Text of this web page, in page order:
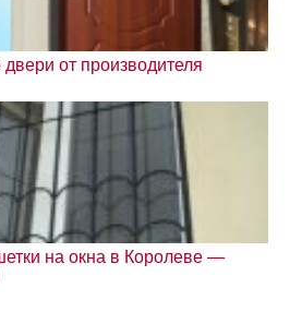
от производителя
на окна в Королеве —